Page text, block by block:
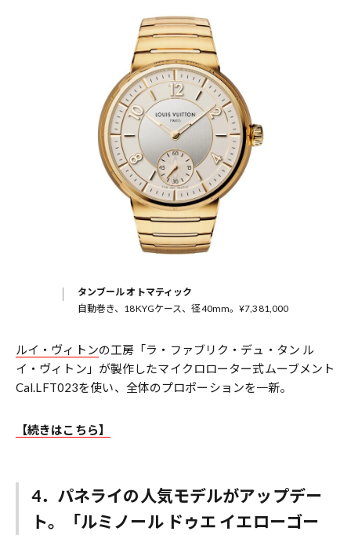
タンブール オトマティック
自動巻き、18KYGケース、径40mm。¥7,381,000
ルイ・ヴィトンの工房「ラ・ファブリク・デュ・タン ル
イ・ヴィトン」が製作したマイクロローター式ムーブメント
Cal.LFT023を使い、全体のプロポーションを一新。
【続きはこちら】
4．パネライの人気モデルがアップデー
ト。「ルミノール ドゥエ イエローゴー